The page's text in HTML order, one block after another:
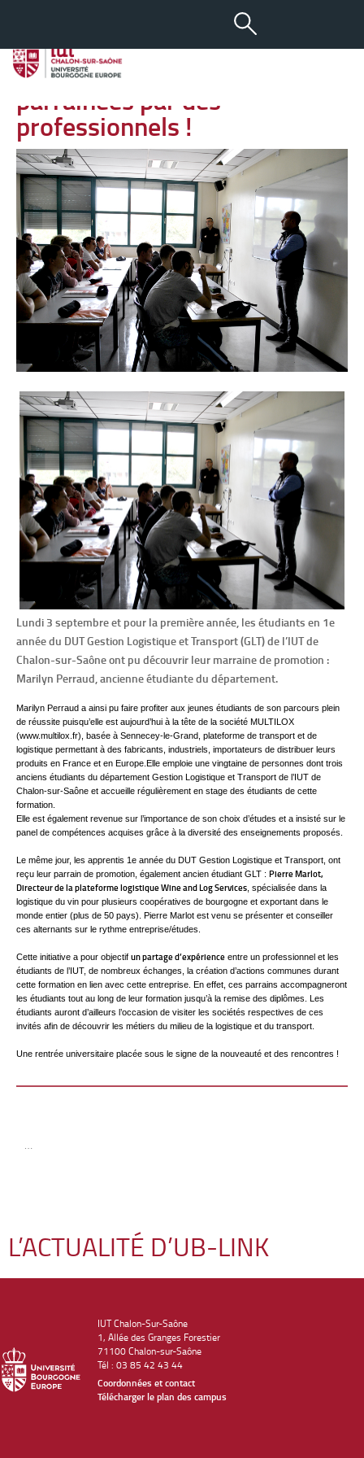
aA - +
06 SEP 2018
Les nouvelles promotions GLT
parrainées par des
professionnels !
Lundi 3 septembre et pour la première année, les étudiants en 1e
année du DUT Gestion Logistique et Transport (GLT) de l’IUT de
Chalon-sur-Saône ont pu découvrir leur marraine de promotion :
Marilyn Perraud, ancienne étudiante du département.
Marilyn Perraud a ainsi pu faire profiter aux jeunes étudiants de son parcours plein
de réussite puisqu’elle est aujourd’hui à la tête de la société MULTILOX
(www.multilox.fr), basée à Sennecey-le-Grand, plateforme de transport et de
logistique permettant à des fabricants, industriels, importateurs de distribuer leurs
produits en France et en Europe.Elle emploie une vingtaine de personnes dont trois
anciens étudiants du département Gestion Logistique et Transport de l’IUT de
Chalon-sur-Saône et accueille régulièrement en stage des étudiants de cette
formation.
Elle est également revenue sur l’importance de son choix d’études et a insisté sur le
panel de compétences acquises grâce à la diversité des enseignements proposés.
Le même jour, les apprentis 1e année du DUT Gestion Logistique et Transport, ont
reçu leur parrain de promotion, également ancien étudiant GLT : Pierre Marlot,
Directeur de la plateforme logistique Wine and Log Services , spécialisée dans la
logistique du vin pour plusieurs coopératives de bourgogne et exportant dans le
monde entier (plus de 50 pays). Pierre Marlot est venu se présenter et conseiller
ces alternants sur le rythme entreprise/études.
Cette initiative a pour objectif un partage d’expérience entre un professionnel et les
étudiants de l’IUT, de nombreux échanges, la création d’actions communes durant
cette formation en lien avec cette entreprise. En effet, ces parrains accompagneront
les étudiants tout au long de leur formation jusqu’à la remise des diplômes. Les
étudiants auront d’ailleurs l’occasion de visiter les sociétés respectives de ces
invités afin de découvrir les métiers du milieu de la logistique et du transport.
Une rentrée universitaire placée sous le signe de la nouveauté et des rencontres !
…
L’ACTUALITÉ D’UB-LINK
IUT Chalon-Sur-Saône
1, Allée des Granges Forestier
71100 Chalon-sur-Saône
Tél : 03 85 42 43 44
Coordonnées et contact
Télécharger le plan des campus